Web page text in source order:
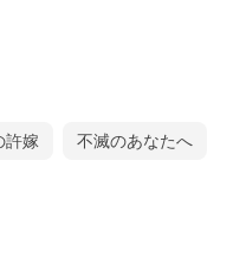
許嫁 不滅のあなたへ